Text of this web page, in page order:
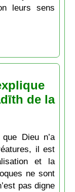
leurs sens
de la
que Dieu n’a
il est
et la
ne sont
pas digne